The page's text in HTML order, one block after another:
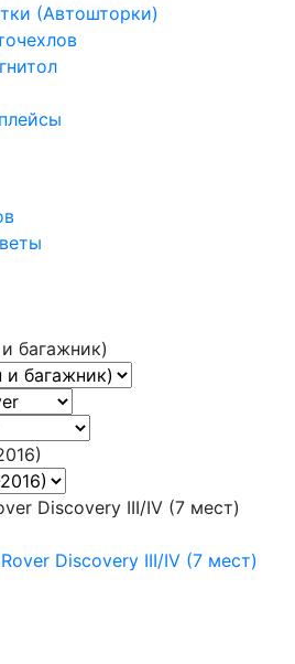
(Автошторки)
багажник)
Discovery III/IV (7 мест)